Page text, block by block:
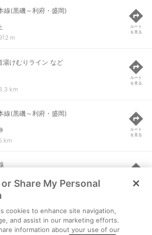
線(黒磯～利府・盛岡)
m
ルート
を見る
湯けむりライン など
km
ルート
を見る
線(黒磯～利府・盛岡)
km
ルート
を見る
km
ルート
を見る
Share My Personal
cookies to enhance site navigation,
and assist in our marketing efforts.
information about your use of our